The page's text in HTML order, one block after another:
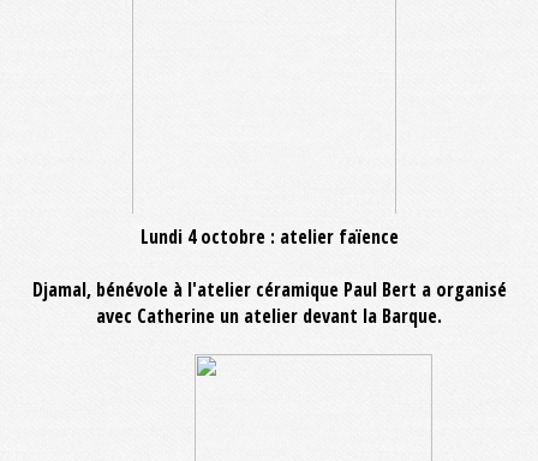
Lundi 4 octobre : atelier faïence
Djamal, bénévole à l'atelier céramique Paul Bert a organisé
avec Catherine un atelier devant la Barque.